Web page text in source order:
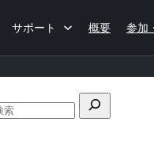
サポート 概要 参加
フ